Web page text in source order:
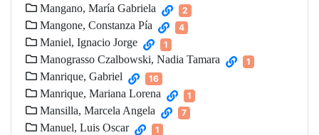
Mangano, María Gabriela 2
Mangone, Constanza Pía 4
Maniel, Ignacio Jorge 1
Manograsso Czalbowski, Nadia Tamara 1
Manrique, Gabriel 16
Manrique, Mariana Lorena 1
Mansilla, Marcela Angela 7
Manuel, Luis Oscar 1